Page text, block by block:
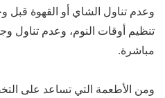
وعدم تناول الشاي أو القهوة قبل
تنظيم أوقات النوم، وعدم تناول
مباشرة.
ومن الأطعمة التي تساعد على